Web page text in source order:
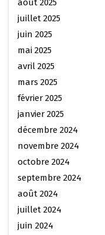
juillet 2025
juin 2025
mai 2025
avril 2025
mars 2025
février 2025
janvier 2025
décembre 2024
novembre 2024
octobre 2024
septembre 2024
août 2024
juillet 2024
juin 2024